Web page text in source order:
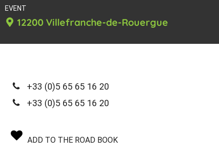
EVENT
12200 Villefranche-de-Rouergue
+33 (0)5 65 65 16 20
+33 (0)5 65 65 16 20
ADD TO THE ROAD BOOK